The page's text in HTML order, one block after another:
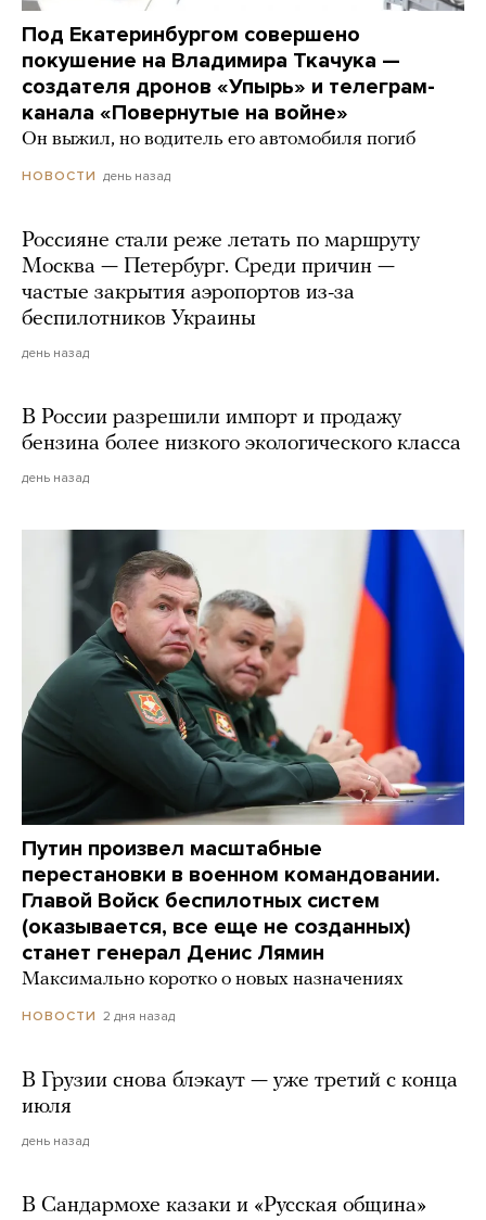
Под Екатеринбургом совершено
покушение на Владимира Ткачука —
создателя дронов «Упырь» и телеграм-
канала «Повернутые на войне»
Он выжил, но водитель его автомобиля погиб
НОВОСТИ день назад
Россияне стали реже летать по маршруту
Москва — Петербург. Среди причин —
частые закрытия аэропортов из-за
беспилотников Украины
день назад
В России разрешили импорт и продажу
бензина более низкого экологического класса
день назад
Путин произвел масштабные
перестановки в военном командовании.
Главой Войск беспилотных систем
(оказывается, все еще не созданных)
станет генерал Денис Лямин
Максимально коротко о новых назначениях
НОВОСТИ 2 дня назад
В Грузии снова блэкаут — уже третий с конца
июля
день назад
В Сандармохе казаки и «Русская община»